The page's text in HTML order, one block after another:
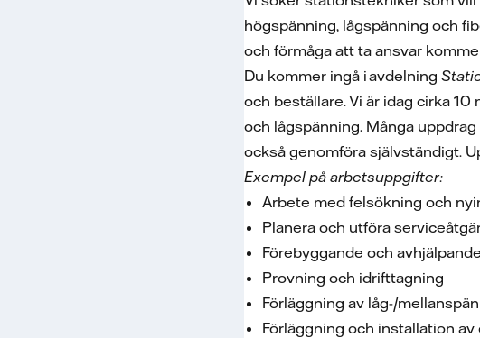
högspänning, lågspänning och
och förmåga att ta ansvar
Du kommer ingå i avdelning
och beställare. Vi är idag cirka
och lågspänning. Många
också genomföra självständigt.
Exempel på arbetsuppgifter:
Arbete med felsökning och
Planera och utföra
Förebyggande och
Provning och idrifttagning
Förläggning av låg-/
Förläggning och installation av